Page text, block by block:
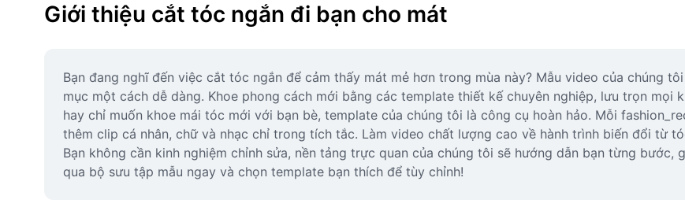
Giới thiệu cắt tóc ngắn đi bạn cho mát
Bạn đang nghĩ đến việc cắt tóc ngắn để cảm thấy mát mẻ hơn trong mùa này? Mẫu video của chúng
mục một cách dễ dàng. Khoe phong cách mới bằng các template thiết kế chuyên nghiệp, lưu trọn mọi
hay chỉ muốn khoe mái tóc mới với bạn bè, template của chúng tôi là công cụ hoàn hảo. Mỗi
thêm clip cá nhân, chữ và nhạc chỉ trong tích tắc. Làm video chất lượng cao về hành trình biến đổi từ
Bạn không cần kinh nghiệm chỉnh sửa, nền tảng trực quan của chúng tôi sẽ hướng dẫn bạn từng
qua bộ sưu tập mẫu ngay và chọn template bạn thích để tùy chỉnh!